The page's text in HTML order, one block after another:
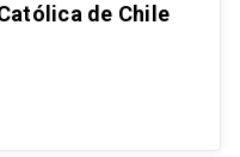
de Chile